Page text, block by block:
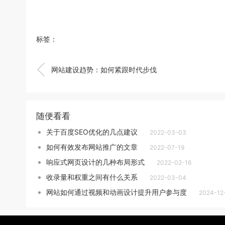
标签：
 网站建设趋势：如何紧跟时代步伐
随便看看
关于百度SEO优化的几点建议 2022-03-03
如何有效发布网站推广的文章 2022-07-19
响应式网页设计的几种布局形式 2022-02-16
收录量和权重之间有什么关系 2022-03-04
网站如何通过视频和动画设计提升用户参与度 2024-